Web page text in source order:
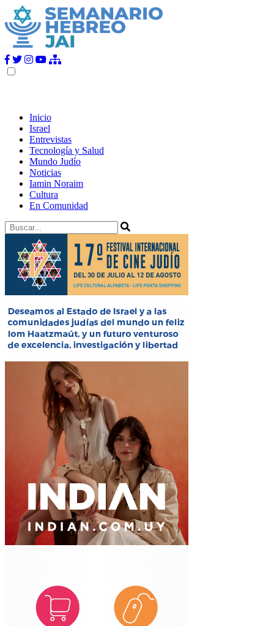
Inicio
Israel
Entrevistas
Tecnología y Salud
Mundo Judío
Noticias
Iamin Noraim
Cultura
En Comunidad